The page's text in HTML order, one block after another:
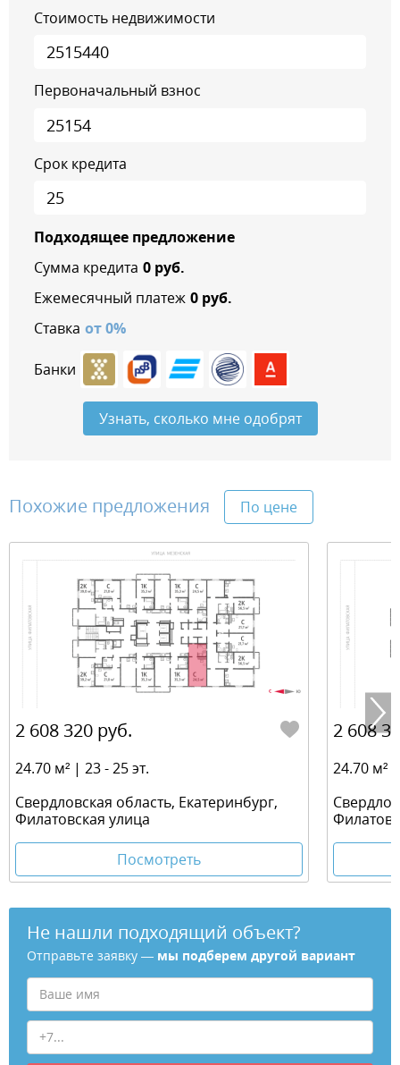
Стоимость недвижимости
Первоначальный взнос
Срок кредита
Подходящее предложение
Сумма кредита 0руб.
Ежемесячный платеж 0руб.
Ставка от0%
Банки
Узнать, сколько мне одобрят
Похожие предложения По цене
2 608 320 руб.
24.70 м² | 23 - 25 эт.
Свердловская область, Екатеринбург,
Филатовская улица
Посмотреть
2 608
24.70 м²
Не нашли подходящий объект?
Отправьте заявку — мы подберем другой вариант